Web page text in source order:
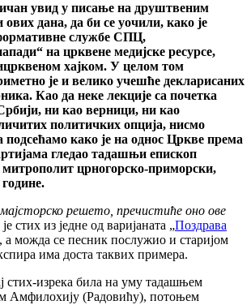
увид у писање на друштвеним
дана, да би се уочили, како је
службе СПЦ,
на црквене медијске ресурсе,
хајком. У целом том
је и велико учешће декларисаних
Као да неке лекције са почетка
ни као верници, ни као
политичких опција, нисмо
подсећамо како је на однос Цркве према
гледао тадашњи епископ
црногорско-приморски,
решето, пречистиће оно ове
стих из једне од варијаната „Поздрава
а можда се песник послужио и старијом
има доста таквих примера.
изрека била на уму тадашњем
Амфилохију (Радовићу), потоњем